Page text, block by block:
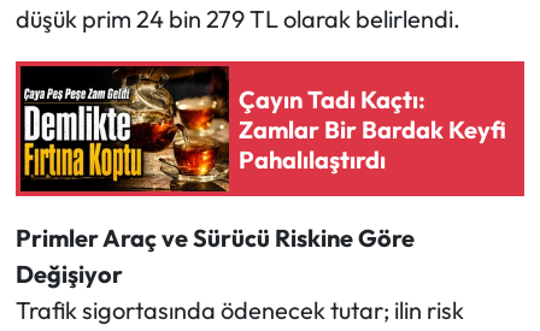
düşük prim 24 bin 279 TL olarak belirlendi.
Çayın Tadı Kaçtı:
Zamlar Bir Bardak Keyfi
Pahalılaştırdı
Primler Araç ve Sürücü Riskine Göre
Değişiyor
Trafik sigortasında ödenecek tutar; ilin risk